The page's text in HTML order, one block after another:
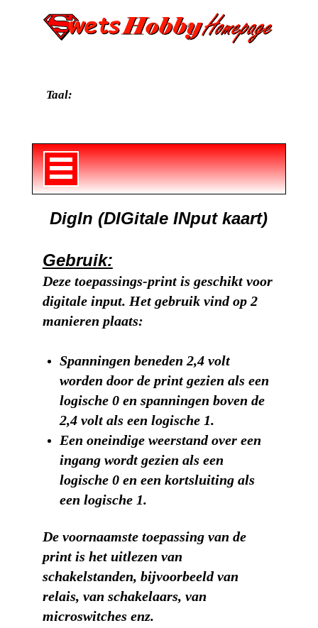
Taal:
DigIn (DIGitale INput kaart)
Gebruik:
Deze toepassings-print is geschikt voor
digitale input. Het gebruik vind op 2
manieren plaats:
Spanningen beneden 2,4 volt
worden door de print gezien als een
logische 0 en spanningen boven de
2,4 volt als een logische 1.
Een oneindige weerstand over een
ingang wordt gezien als een
logische 0 en een kortsluiting als
een logische 1.
De voornaamste toepassing van de
print is het uitlezen van
schakelstanden, bijvoorbeeld van
relais, van schakelaars, van
microswitches enz.